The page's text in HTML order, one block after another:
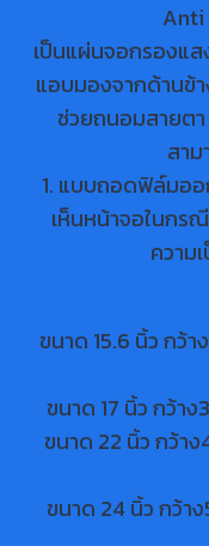
Anti
เป็นแผ่นจอกรองแ
แอบมองจากด้านข้
ช่วยถนอมสายต
สา
1. แบบถอดฟิล์มอ
เห็นหน้าจอในกร
ความ
ขนาด 15.6 นิ้ว กว้
ขนาด 17 นิ้ว กว้า
ขนาด 22 นิ้ว กว้า
ขนาด 24 นิ้ว กว้า